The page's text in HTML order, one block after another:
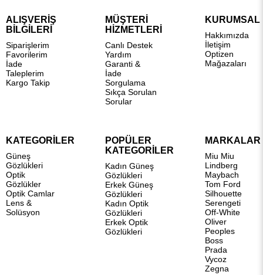
ALIŞVERİŞ
BİLGİLERİ
Siparişlerim
Favorilerim
İade
Taleplerim
Kargo Takip
MÜŞTERİ
HİZMETLERİ
Canlı Destek
Yardım
Garanti &
İade
Sorgulama
Sıkça Sorulan
Sorular
KURUMSAL
Hakkımızda
İletişim
Optizen
Mağazaları
KATEGORİLER
Güneş
Gözlükleri
Optik
Gözlükler
Optik Camlar
Lens &
Solüsyon
POPÜLER
KATEGORİLER
Kadın Güneş
Gözlükleri
Erkek Güneş
Gözlükleri
Kadın Optik
Gözlükleri
Erkek Optik
Gözlükleri
MARKALAR
Miu Miu
Lindberg
Maybach
Tom Ford
Silhouette
Serengeti
Off-White
Oliver
Peoples
Boss
Prada
Vycoz
Zegna